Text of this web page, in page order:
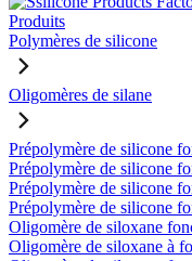
Produits
Polymères de silicone
Oligomères de silane
Prépolymère de silicone
Prépolymère de silicone
Prépolymère de silicone
Prépolymère de silicone
Oligomère de siloxane
Oligomère de siloxane à